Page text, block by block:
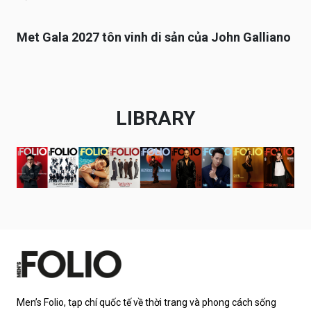
Met Gala 2027 tôn vinh di sản của John Galliano
LIBRARY
Men’s Folio, tạp chí quốc tế về thời trang và phong cách sống